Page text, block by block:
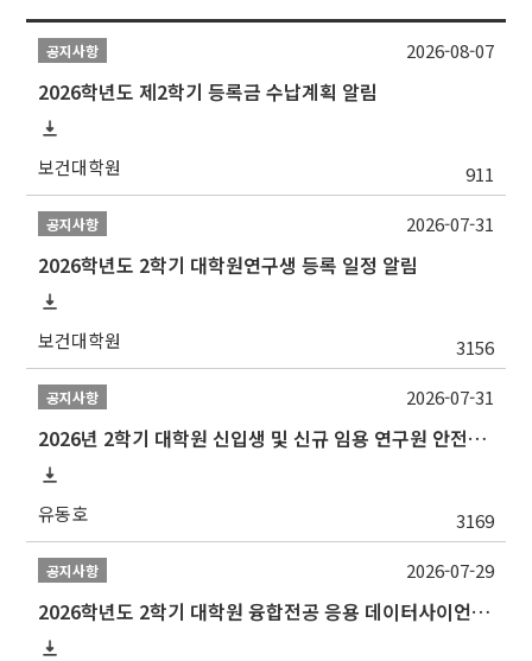
공지사항
2026학년도 제2학기 등록금 수납계획 알림
보건대학원 911
2026-08-07
공지사항
2026학년도 2학기 대학원연구생 등록 일정 알림
보건대학원 3156
2026-07-31
공지사항
2026년 2학기 대학원 신입생 및 신규 임용 연구원 안전환경교육(신규교육) 실시 안내
유동호 3169
2026-07-31
공지사항
2026학년도 2학기 대학원 융합전공 응용 데이터사이언스 선발 계획 알림
2026-07-29